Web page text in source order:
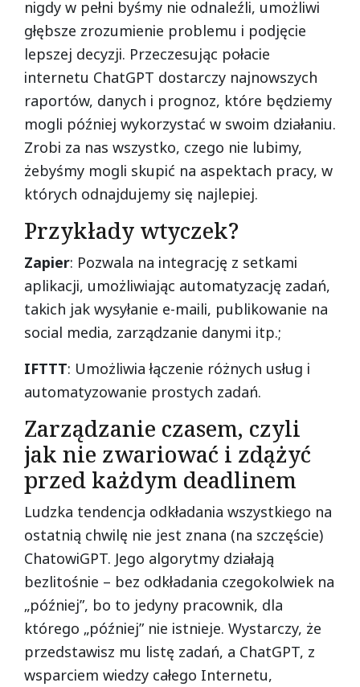
nigdy w pełni byśmy nie odnaleźli, umożliwi
głębsze zrozumienie problemu i podjęcie
lepszej decyzji. Przeczesując połacie
internetu ChatGPT dostarczy najnowszych
raportów, danych i prognoz, które będziemy
mogli później wykorzystać w swoim działaniu.
Zrobi za nas wszystko, czego nie lubimy,
żebyśmy mogli skupić na aspektach pracy, w
których odnajdujemy się najlepiej.
Przykłady wtyczek?
Zapier: Pozwala na integrację z setkami
aplikacji, umożliwiając automatyzację zadań,
takich jak wysyłanie e-maili, publikowanie na
social media, zarządzanie danymi itp.;
IFTTT: Umożliwia łączenie różnych usług i
automatyzowanie prostych zadań.
Zarządzanie czasem, czyli
jak nie zwariować i zdążyć
przed każdym deadlinem
Ludzka tendencja odkładania wszystkiego na
ostatnią chwilę nie jest znana (na szczęście)
ChatowiGPT. Jego algorytmy działają
bezlitośnie – bez odkładania czegokolwiek na
„później”, bo to jedyny pracownik, dla
którego „później” nie istnieje. Wystarczy, że
przedstawisz mu listę zadań, a ChatGPT, z
wsparciem wiedzy całego Internetu,